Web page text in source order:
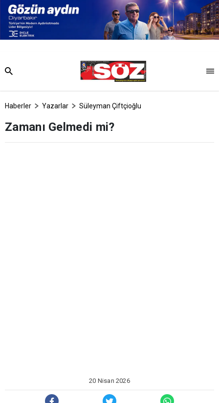
Haberler Yazarlar Süleyman Çiftçioğlu
Zamanı Gelmedi mi?
20 Nisan 2026